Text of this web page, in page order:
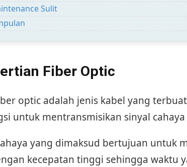
Sulit
Fiber Optic
optic adalah jenis kabel yang
untuk mentransmisikan sinyal
yang dimaksud bertujuan untuk
kecepatan tinggi sehingga waktu